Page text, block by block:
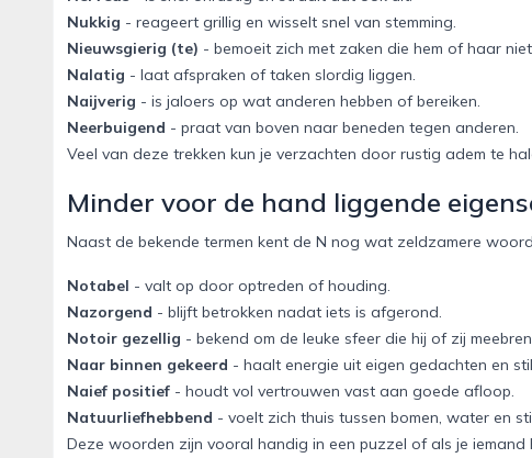
Nukkig - reageert grillig en wisselt snel van stemming.
Nieuwsgierig (te) - bemoeit zich met zaken die hem of haar
Nalatig - laat afspraken of taken slordig liggen.
Naijverig - is jaloers op wat anderen hebben of bereiken.
Neerbuigend - praat van boven naar beneden tegen anderen.
Veel van deze trekken kun je verzachten door rustig adem te
Minder voor de hand liggende
Naast de bekende termen kent de N nog wat zeldzamere
Notabel - valt op door optreden of houding.
Nazorgend - blijft betrokken nadat iets is afgerond.
Notoir gezellig - bekend om de leuke sfeer die hij of zij
Naar binnen gekeerd - haalt energie uit eigen gedachten en
Naief positief - houdt vol vertrouwen vast aan goede afloop.
Natuurliefhebbend - voelt zich thuis tussen bomen, water en
Deze woorden zijn vooral handig in een puzzel of als je iemand